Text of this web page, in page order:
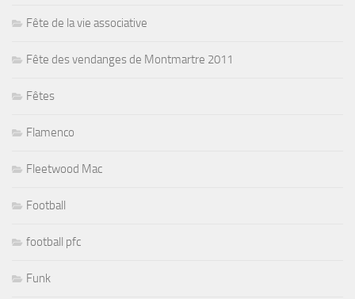
Fête de la vie associative
Fête des vendanges de Montmartre 2011
Fêtes
Flamenco
Fleetwood Mac
Football
football pfc
Funk